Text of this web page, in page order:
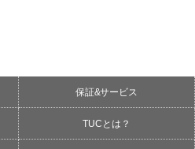
保証&サービス
TUCとは？